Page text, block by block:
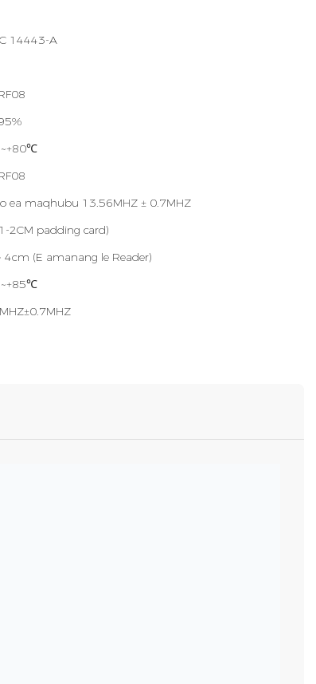
14443-A
ea maqhubu 13.56MHZ ± 0.7MHZ
2CM padding card)
4cm (E amanang le Reader)